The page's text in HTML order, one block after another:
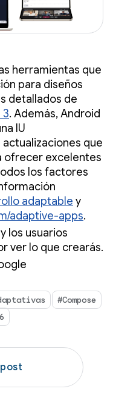
herramientas que
para diseños
detallados de
3. Además, Android
IU
que
ofrecer excelentes
los factores
adaptable y
adaptive-apps.
los usuarios
ver lo que crearás.
#Compose